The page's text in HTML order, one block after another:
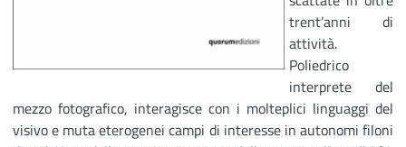
trent’anni di
attività.
Poliedrico
interprete del
mezzo fotografico, interagisce con i molteplici linguaggi del
visivo e muta eterogenei campi di interesse in autonomi filoni